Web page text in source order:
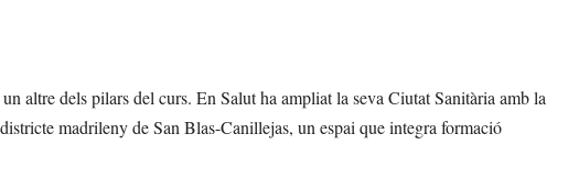
altre dels pilars del curs. En Salut ha ampliat la seva Ciutat Sanitària amb la
madrileny de San Blas-Canillejas, un espai que integra formació